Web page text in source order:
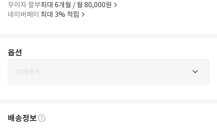
무이자 할부최대 6개월 / 월 80,000원
네이버페이 최대 3% 적립
옵션
판매중지
배송정보